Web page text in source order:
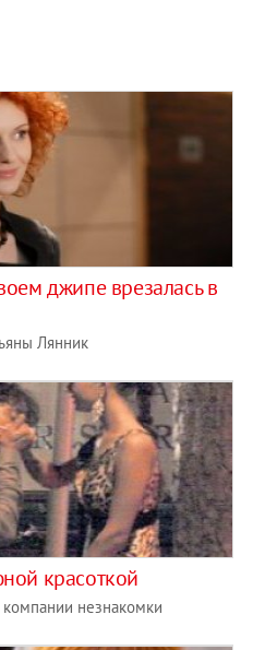
джипе врезалась в
Лянник
красоткой
незнакомки